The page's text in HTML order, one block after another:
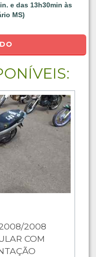
e das 13h30min às
MS)
2008
COM